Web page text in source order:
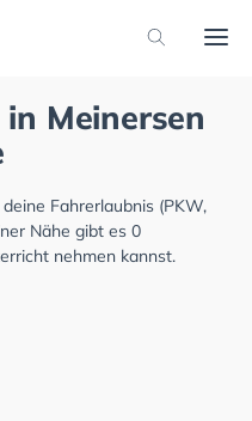
Meinersen
Fahrerlaubnis (PKW,
Nähe gibt es 0
nehmen kannst.